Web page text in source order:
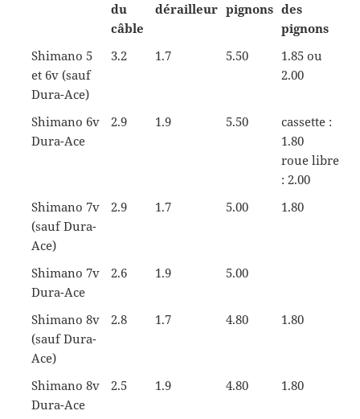
du
câble
dérailleur pignons des
pignons
Shimano 5
et 6v (sauf
Dura-Ace)
3.2 1.7 5.50
1.85 ou
2.00
Shimano 6v
Dura-Ace
2.9 1.9 5.50
cassette :
1.80
roue libre
: 2.00
Shimano 7v
(sauf Dura-
Ace)
2.9 1.7 5.00 1.80
Shimano 7v
Dura-Ace
2.6 1.9 5.00
Shimano 8v
(sauf Dura-
Ace)
2.8 1.7 4.80 1.80
Shimano 8v
Dura-Ace
2.5 1.9 4.80 1.80